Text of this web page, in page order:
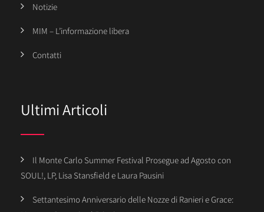
Notizie
MIM – L’informazione libera
Contatti
Ultimi Articoli
Il Monte Carlo Summer Festival Prosegue ad Agosto con
SOUL!, LP, Lisa Stansfield e Laura Pausini
Settantesimo Anniversario delle Nozze di Ranieri e Grace: